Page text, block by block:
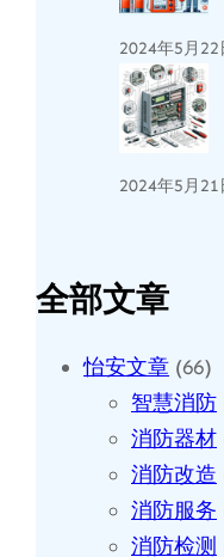
2024年5月22
2024年5月21
全部文章
怡安文章 (66)
智慧消防
消防器材
消防改造
消防服务
消防检测